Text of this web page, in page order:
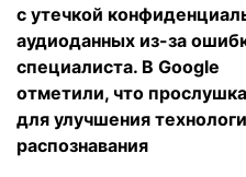
с утечкой
аудиоданных из-за
специалиста. В Google
отметили, что
для улучшения
распознавания